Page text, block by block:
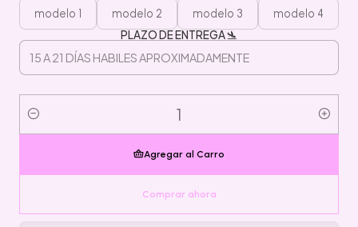
modelo 1 modelo 2 modelo 3 modelo 4
PLAZO DE ENTREGA 🛬
Cantidad
Agregar al Carro
Comprar ahora